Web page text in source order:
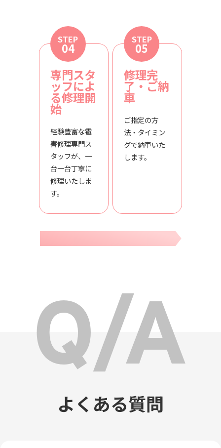
STEP
04
専門スタ
ッフによ
る修理開
始
経験豊富な雹
害修理専門ス
タッフが、一
台一台丁寧に
修理いたしま
す。
STEP
05
修理完
了・ご納
車
ご指定の方
法・タイミン
グで納車いた
します。
よくある質問